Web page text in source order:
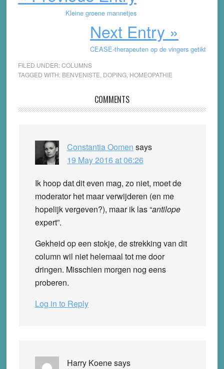
Kleine groene mannetjes
Next Entry »
CEASE-therapeuten op de vingers getikt
FILED UNDER:COLUMNS
TAGGED WITH: BENVENISTE DOPING, HOMEOPATHIE
Interactions
COMMENTS
Constantia Oomen says
19 May 2016 at 06:26
Ik hoop dat dit even mag, zo niet, moet de
moderator het maar verwijderen (en me
hopelijk vergeven?), maar ik las “antilope
expert”.
Gekheid op een stokje, de strekking van dit
column wil niet helemaal tot me door
dringen. Misschien morgen nog eens
proberen.
Log in to Reply
Harry Koenesays